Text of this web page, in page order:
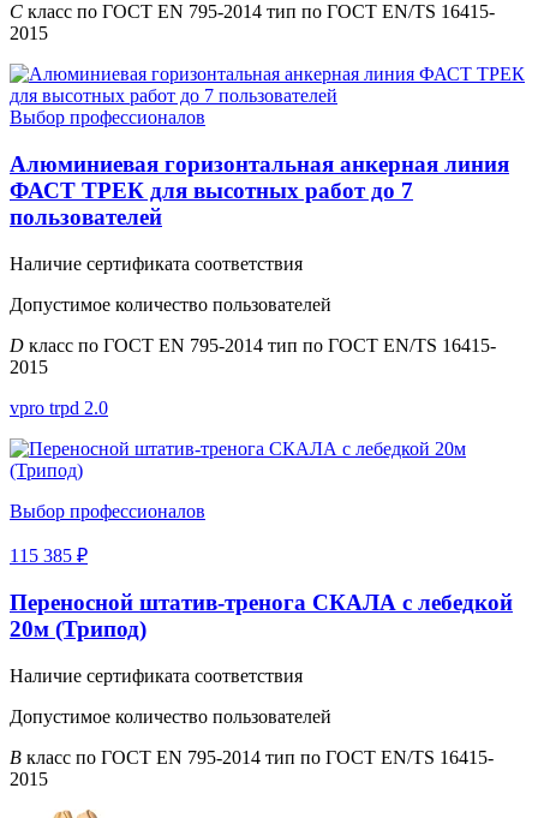
C класс по ГОСТ EN 795-2014 тип по ГОСТ EN/TS 16415-
2015
Выбор профессионалов
Алюминиевая горизонтальная анкерная линия
ФАСТ ТРЕК для высотных работ до 7
пользователей
Наличие сертификата соответствия
Допустимое количество пользователей
D класс по ГОСТ EN 795-2014 тип по ГОСТ EN/TS 16415-
2015
vpro trpd 2.0
Выбор профессионалов
115 385 ₽
Переносной штатив-тренога СКАЛА с лебедкой
20м (Трипод)
Наличие сертификата соответствия
Допустимое количество пользователей
B класс по ГОСТ EN 795-2014 тип по ГОСТ EN/TS 16415-
2015